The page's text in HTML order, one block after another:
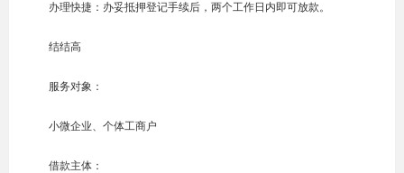
办理快捷：办妥抵押登记手续后，两个工作日内即可放款。
结结高
服务对象：
小微企业、个体工商户
借款主体：